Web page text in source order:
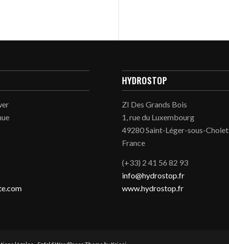
HYDROSTOP
ZI Des Grands Bois
1, rue du Luxembourg
49280 Saint-Léger-sous-Cholet
France
(+33) 2 41 56 82 93
info@hydrostop.fr
www.hydrostop.fr